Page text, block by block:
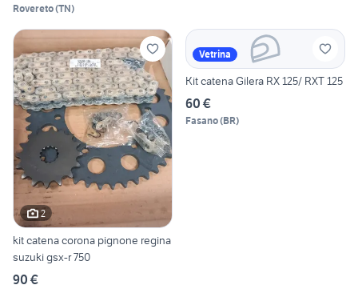
Rovereto(TN)
2
kit catena corona pignone regina
suzuki gsx-r 750
90 €
Vetrina
Kit catena Gilera RX 125/ RXT 125
60 €
Fasano(BR)